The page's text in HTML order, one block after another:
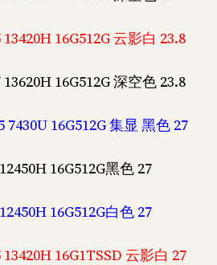
16G512G 云影白 23.8
16G512G 深空色 23.8
7430U 16G512G 集显 黑色 27
16G512G黑色 27
16G512G白色 27
16G1TSSD 云影白 27